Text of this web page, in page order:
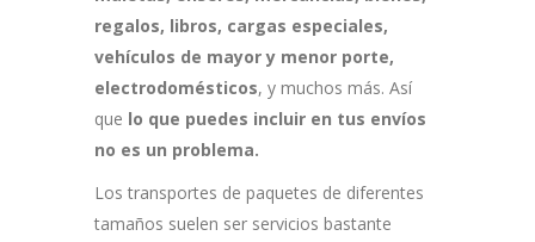
regalos, libros, cargas especiales,
vehículos de mayor y menor porte,
electrodomésticos, y muchos más. Así
que lo que puedes incluir en tus envíos
no es un problema.
Los transportes de paquetes de diferentes
tamaños suelen ser servicios bastante